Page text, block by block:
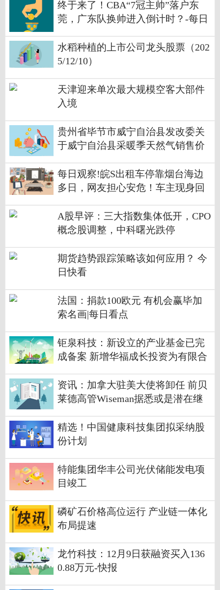
终于来了！CBA“7冠主帅”落户东
莞，广东队换帅进入倒计时？-每日
水稻种植的上市公司龙头股票（202
5/12/10）
天津迎来单次最大规模空客大部件
入境
贵州省毕节市威宁自治县发改委关
于威宁自治县采暖季天然气销售价
每日观察!皖S出租车停靠烟台海边
多日，网友担心安危！车主现身回
A股早评：三大指数集体低开，CPO
概念股调整，中科曙光跌停
期货趋势跟踪策略该如何应用？ 今
日快看
法国：捐款100欧元 有机会赢毕加
索名画|每日看点
钜泉科技：新设立的产业基金已完
成备案 新增华福成长投资为有限合
资讯：加拿大驻美大使将卸任 前贝
莱德高管Wiseman据悉或是潜在继
精选！中国健康科技集团拟采纳股
份计划
特能集团华丰公司光伏储能发电项
目竣工
磷矿石价格高位运行 产业链一体化
布局提速
龙竹科技：12月9日获融资买入136
0.88万元-快报